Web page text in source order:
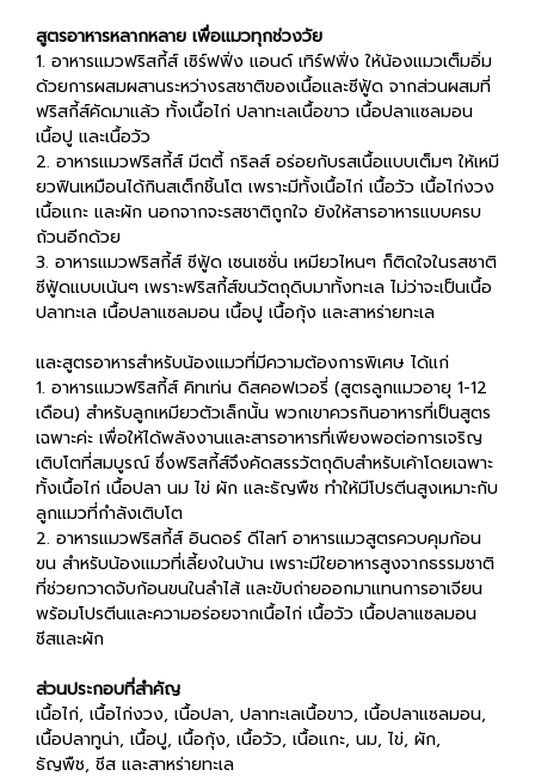
สูตรอาหารหลากหลาย เพื่อแมวทุกช่วงวัย
1. อาหารแมวฟริสกี้ส์ เซิร์ฟฟิ่ง แอนด์ เทิร์ฟฟิ่ง ให้น้องแมวเต็มอิ่ม
ด้วยการผสมผสานระหว่างรสชาติของเนื้อและซีฟู้ด จากส่วนผสมที่
ฟริสกี้ส์คัดมาแล้ว ทั้งเนื้อไก่ ปลาทะเลเนื้อขาว เนื้อปลาแซลมอน
เนื้อปู และเนื้อวัว
2. อาหารแมวฟริสกี้ส์ มีตตี้ กริลส์ อร่อยกับรสเนื้อแบบเต็มๆ ให้เหมี
ยวฟินเหมือนได้กินสเต็กชิ้นโต เพราะมีทั้งเนื้อไก่ เนื้อวัว เนื้อไก่งวง
เนื้อแกะ และผัก นอกจากจะรสชาติถูกใจ ยังให้สารอาหารแบบครบ
ถ้วนอีกด้วย
3. อาหารแมวฟริสกี้ส์ ซีฟู้ด เซนเซชั่น เหมียวไหนๆ ก็ติดใจในรสชาติ
ซีฟู้ดแบบเน้นๆ เพราะฟริสกี้ส์ขนวัตถุดิบมาทั้งทะเล ไม่ว่าจะเป็นเนื้อ
ปลาทะเล เนื้อปลาแซลมอน เนื้อปู เนื้อกุ้ง และสาหร่ายทะเล
และสูตรอาหารสำหรับน้องแมวที่มีความต้องการพิเศษ ได้แก่
1. อาหารแมวฟริสกี้ส์ คิทเท่น ดิสคอฟเวอรี่ (สูตรลูกแมวอายุ 1-12
เดือน) สำหรับลูกเหมียวตัวเล็กนั้น พวกเขาควรกินอาหารที่เป็นสูตร
เฉพาะค่ะ เพื่อให้ได้พลังงานและสารอาหารที่เพียงพอต่อการเจริญ
เติบโตที่สมบูรณ์ ซึ่งฟริสกี้ส์จึงคัดสรรวัตถุดิบสำหรับเค้าโดยเฉพาะ
ทั้งเนื้อไก่ เนื้อปลา นม ไข่ ผัก และธัญพืช ทำให้มีโปรตีนสูงเหมาะกับ
ลูกแมวที่กำลังเติบโต
2. อาหารแมวฟริสกี้ส์ อินดอร์ ดีไลท์ อาหารแมวสูตรควบคุมก้อน
ขน สำหรับน้องแมวที่เลี้ยงในบ้าน เพราะมีใยอาหารสูงจากธรรมชาติ
ที่ช่วยกวาดจับก้อนขนในลำไส้ และขับถ่ายออกมาแทนการอาเจียน
พร้อมโปรตีนและความอร่อยจากเนื้อไก่ เนื้อวัว เนื้อปลาแซลมอน
ชีสและผัก
ส่วนประกอบที่สำคัญ
เนื้อไก่, เนื้อไก่งวง, เนื้อปลา, ปลาทะเลเนื้อขาว, เนื้อปลาแซลมอน,
เนื้อปลาทูน่า, เนื้อปู, เนื้อกุ้ง, เนื้อวัว, เนื้อแกะ, นม, ไข่, ผัก,
ธัญพืช, ชีส และสาหร่ายทะเล